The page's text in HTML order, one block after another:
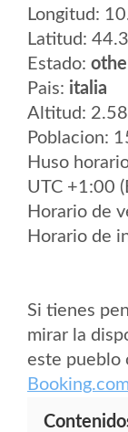
Longitud:
Latitud:
Estado:
Pais: italia
Altitud:
Poblacion:
Huso
UTC +1:00
Horario de
Horario de
Si tienes
mirar la
este pueblo